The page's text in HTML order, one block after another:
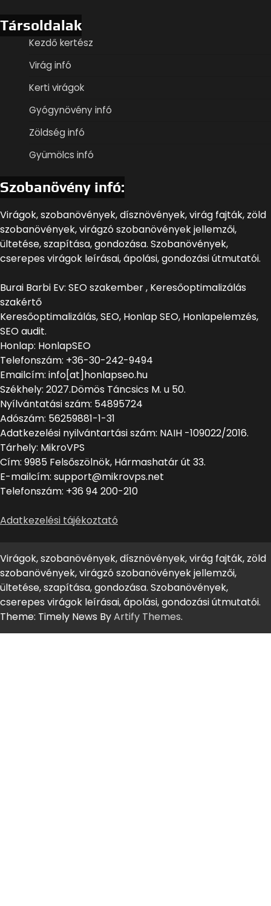
Társoldalak
Kezdő kertész
Virág infó
Kerti virágok
Gyógynövény infó
Zöldség infó
Gyümölcs infó
Szobanövény infó:
Virágok, szobanövények, dísznövények, virág fajták, zöld
szobanövények, virágzó szobanövények jellemzői,
ültetése, szapítása, gondozása. Szobanövények,
cserepes virágok leírásai, ápolási, gondozási útmutatói.
Burai Barbi Ev: SEO szakember , Keresőoptimalizálás
szakértő
Keresőoptimalizálás, SEO, Honlap SEO, Honlapelemzés,
SEO audit.
Honlap: HonlapSEO
Telefonszám: +36-30-242-9494
Emailcím: info[at]honlapseo.hu
Székhely: 2027.Dömös Táncsics M. u 50.
Nyílvántatási szám: 54895724
Adószám: 56259881-1-31
Adatkezelési nyilvántartási szám: NAIH -109022/2016.
Tárhely: MikroVPS
Cím: 9985 Felsőszölnök, Hármashatár út 33.
E-mailcím: support@mikrovps.net
Telefonszám: +36 94 200-210
Adatkezelési tájékoztató
Virágok, szobanövények, dísznövények, virág fajták, zöld
szobanövények, virágzó szobanövények jellemzői,
ültetése, szapítása, gondozása. Szobanövények,
cserepes virágok leírásai, ápolási, gondozási útmutatói.
Theme: Timely News ByArtify Themes.